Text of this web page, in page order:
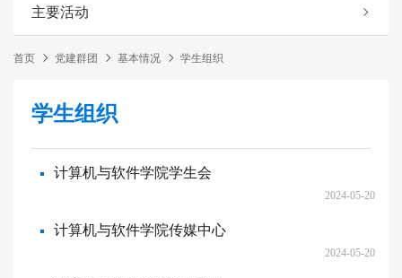
主要活动
首页 党建群团 基本情况 学生组织
学生组织
计算机与软件学院学生会
2024-05-20
计算机与软件学院传媒中心
2024-05-20